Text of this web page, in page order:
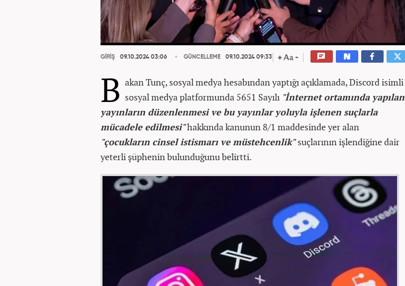
GİRİŞ 09.10.2024 03:06 GÜNCELLEME 09.10.2024 09:33
B akan Tunç, sosyal medya hesabından yaptığı açıklamada, Discord isimli
sosyal medya platformunda 5651 Sayılı "İnternet ortamında yapılan
yayınların düzenlenmesi ve bu yayınlar yoluyla işlenen suçlarla
mücadele edilmesi"hakkında kanunun 8/1 maddesinde yer alan
"çocukların cinsel istismarı ve müstehcenlik"suçlarının işlendiğine dair
yeterli şüphenin bulunduğunu belirtti.